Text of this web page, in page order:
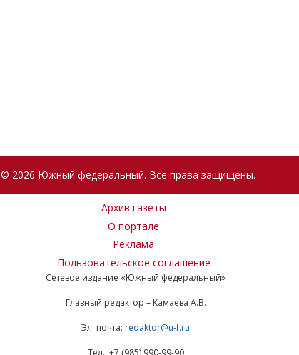
© 2026 Южный федеральный. Все права защищены.
Архив газеты
О портале
Реклама
Пользовательское соглашение
Сетевое издание «Южный федеральный»
Главный редактор – Камаева А.В.
Эл. почта: redaktor@u-f.ru
Тел.: +7 (985) 990-99-90